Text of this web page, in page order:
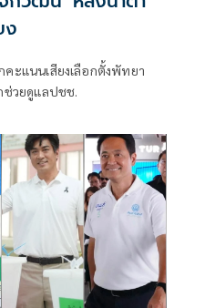
ง
ะแนนเสียงเลือกตั้งพัทยา
ช่วยดูแลปชช.